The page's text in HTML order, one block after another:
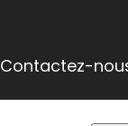
Contactez-